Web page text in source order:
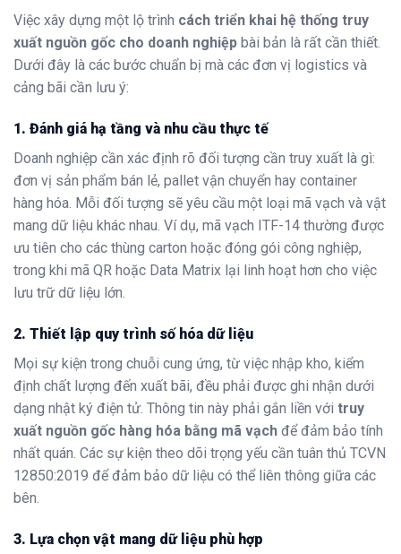
Việc xây dựng một lộ trình cách triển khai hệ thống truy
xuất nguồn gốc cho doanh nghiệp bài bản là rất cần thiết.
Dưới đây là các bước chuẩn bị mà các đơn vị logistics và
cảng bãi cần lưu ý:
1. Đánh giá hạ tầng và nhu cầu thực tế
Doanh nghiệp cần xác định rõ đối tượng cần truy xuất là gì:
đơn vị sản phẩm bán lẻ, pallet vận chuyển hay container
hàng hóa. Mỗi đối tượng sẽ yêu cầu một loại mã vạch và vật
mang dữ liệu khác nhau. Ví dụ, mã vạch ITF-14 thường được
ưu tiên cho các thùng carton hoặc đóng gói công nghiệp,
trong khi mã QR hoặc Data Matrix lại linh hoạt hơn cho việc
lưu trữ dữ liệu lớn.
2. Thiết lập quy trình số hóa dữ liệu
Mọi sự kiện trong chuỗi cung ứng, từ việc nhập kho, kiểm
định chất lượng đến xuất bãi, đều phải được ghi nhận dưới
dạng nhật ký điện tử. Thông tin này phải gắn liền với truy
xuất nguồn gốc hàng hóa bằng mã vạch để đảm bảo tính
nhất quán. Các sự kiện theo dõi trọng yếu cần tuân thủ TCVN
12850:2019 để đảm bảo dữ liệu có thể liên thông giữa các
bên.
3. Lựa chọn vật mang dữ liệu phù hợp